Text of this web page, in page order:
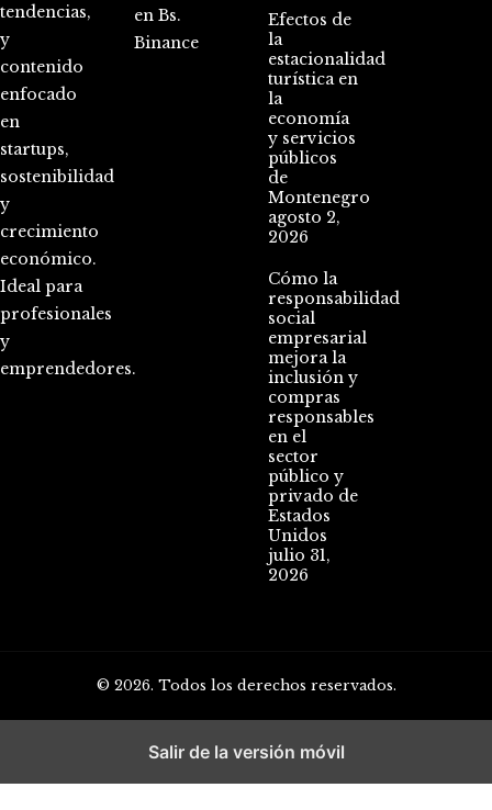
tendencias,
y
contenido
enfocado
en
startups,
sostenibilidad
y
crecimiento
económico.
Ideal para
profesionales
y
emprendedores.
en Bs.
Binance
Efectos de
la
estacionalidad
turística en
la
economía
y servicios
públicos
de
Montenegro
agosto 2,
2026
Cómo la
responsabilidad
social
empresarial
mejora la
inclusión y
compras
responsables
en el
sector
público y
privado de
Estados
Unidos
julio 31,
2026
© 2026. Todos los derechos reservados.
Salir de la versión móvil